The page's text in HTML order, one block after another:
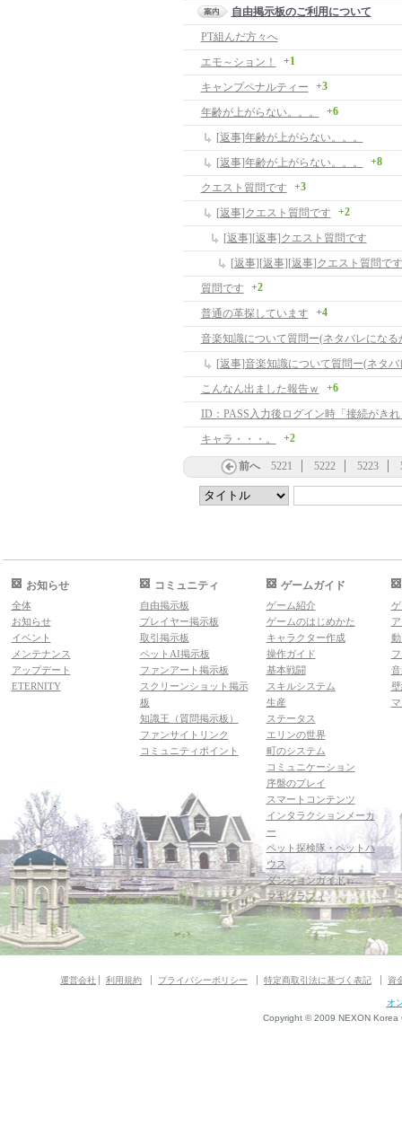
自由掲示板のご利用について
PT組んだ方々へ
エモ～ション！
+1
キャンプペナルティー +3
年齢が上がらない。。。 +6
[返事]年齢が上がらない。。。
[返事]年齢が上がらない。。。
+8
クエスト質問です +3
[返事]クエスト質問です +2
[返事][返事]クエスト質問です
[返事][返事][返事]クエスト質問です
質問です
+2
普通の革探しています +4
音楽知識について質問ー(ネタバレになる
[返事]音楽知識について質問ー(ネタ
こんなん出ました報告ｗ
+6
ID：PASS入力後ログイン時「接続がき
キャラ・・・。
+2
前へ 5221 5222 5223
お知らせ
全体
お知らせ
イベント
メンテナンス
アップデート
ETERNITY
コミュニティ
自由掲示板
プレイヤー掲示板
取引掲示板
ペットAI掲示板
ファンアート掲示板
スクリーンショット掲示
板
知識王（質問掲示板）
ファンサイトリンク
コミュニティポイント
ゲームガイド
ゲーム紹介
ゲームのはじめかた
キャラクター作成
操作ガイド
基本戦闘
スキルシステム
生産
ステータス
エリンの世界
町のシステム
コミュニケーション
序盤のプレイ
スマートコンテンツ
インタラクションメーカ
ー
ペット探検隊・ペットハ
ウス
ダンジョンガイド
マギグラフィ
運営会社 利用規約 プライバシーポリシー 特定商取引法に基づく表記 資
オ
Copyright © 2009 NEXON Korea